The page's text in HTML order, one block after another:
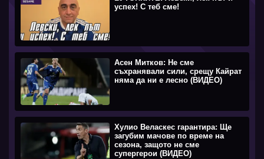
успех! С теб сме!
Асен Митков: Не сме
съхранявали сили, срещу Кайрат
няма да ни е лесно (ВИДЕО)
Хулио Веласкес гарантира: Ще
загубим мачове по време на
сезона, защото не сме
супергерои (ВИДЕО)